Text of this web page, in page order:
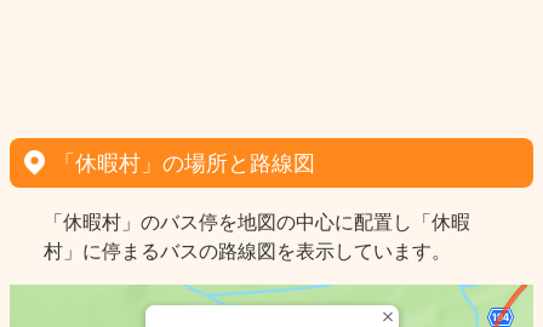
「休暇村」の場所と路線図
「休暇村」のバス停を地図の中心に配置し「休暇
村」に停まるバスの路線図を表示しています。